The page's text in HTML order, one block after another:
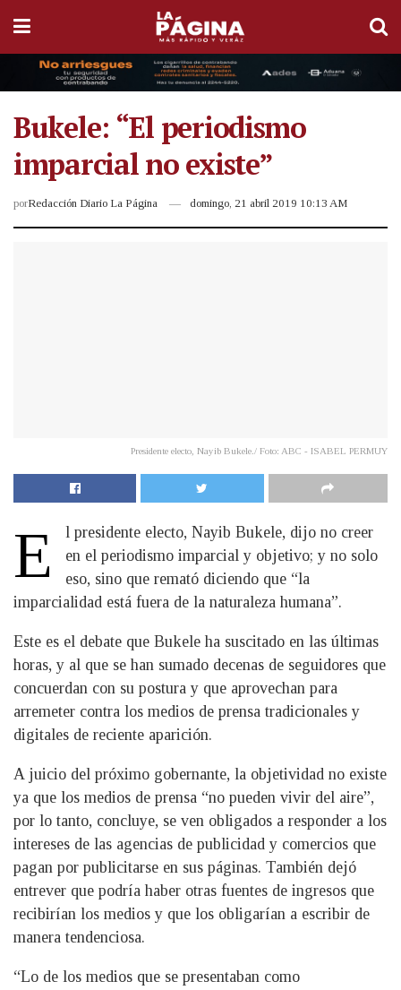
Bukele: “El periodismo
imparcial no existe”
porRedacción Diario La Página domingo, 21 abril 2019 10:13 AM
Presidente electo, Nayib Bukele./ Foto: ABC - ISABEL PERMUY
E
l presidente electo, Nayib Bukele, dijo no creer
en el periodismo imparcial y objetivo; y no solo
eso, sino que remató diciendo que “la
imparcialidad está fuera de la naturaleza humana”.
Este es el debate que Bukele ha suscitado en las últimas
horas, y al que se han sumado decenas de seguidores que
concuerdan con su postura y que aprovechan para
arremeter contra los medios de prensa tradicionales y
digitales de reciente aparición.
A juicio del próximo gobernante, la objetividad no existe
ya que los medios de prensa “no pueden vivir del aire”,
por lo tanto, concluye, se ven obligados a responder a los
intereses de las agencias de publicidad y comercios que
pagan por publicitarse en sus páginas. También dejó
entrever que podría haber otras fuentes de ingresos que
recibirían los medios y que los obligarían a escribir de
manera tendenciosa.
“Lo de los medios que se presentaban como